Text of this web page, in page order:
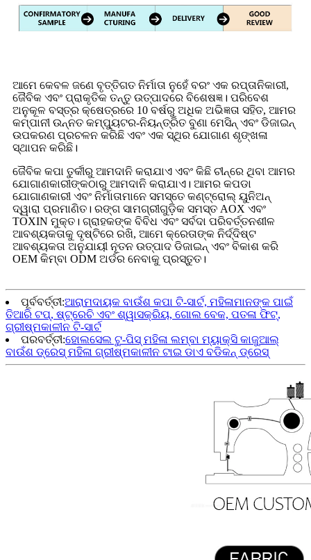
ଆମେ କେବଳ ଜଣେ ବୃତ୍ତିଗତ ନିର୍ମାତା ନୁହେଁ ବରଂ ଏକ ରପ୍ତାନିକାରୀ,
ଜୈବିକ ଏବଂ ପ୍ରାକୃତିକ ତନ୍ତୁ ଉତ୍ପାଦରେ ବିଶେଷଜ୍ଞ। ପରିବେଶ
ଅନୁକୂଳ ବସ୍ତ୍ର କ୍ଷେତ୍ରରେ 10 ବର୍ଷରୁ ଅଧିକ ଅଭିଜ୍ଞତା ସହିତ, ଆମର
କମ୍ପାନୀ ଉନ୍ନତ କମ୍ପ୍ୟୁଟର-ନିୟନ୍ତ୍ରିତ ବୁଣା ମେସିନ୍ ଏବଂ ଡିଜାଇନ୍
ଉପକରଣ ପ୍ରଚଳନ କରିଛି ଏବଂ ଏକ ସ୍ଥିର ଯୋଗାଣ ଶୃଙ୍ଖଳା
ସ୍ଥାପନ କରିଛି।
ଜୈବିକ କପା ତୁର୍କୀରୁ ଆମଦାନି କରାଯାଏ ଏବଂ କିଛି ଚୀନ୍‌ରେ ଥିବା ଆମର
ଯୋଗାଣକାରୀଙ୍କଠାରୁ ଆମଦାନି କରାଯାଏ। ଆମର କପଡା
ଯୋଗାଣକାରୀ ଏବଂ ନିର୍ମାତାମାନେ ସମସ୍ତେ କଣ୍ଟ୍ରୋଲ୍ ୟୁନିଅନ୍
ଦ୍ୱାରା ପ୍ରମାଣିତ। ରଙ୍ଗ ସାମଗ୍ରୀଗୁଡ଼ିକ ସମସ୍ତ AOX ଏବଂ
TOXIN ମୁକ୍ତ। ଗ୍ରାହକଙ୍କ ବିବିଧ ଏବଂ ସର୍ବଦା ପରିବର୍ତ୍ତନଶୀଳ
ଆବଶ୍ୟକତାକୁ ଦୃଷ୍ଟିରେ ରଖି, ଆମେ କ୍ରେତାଙ୍କ ନିର୍ଦ୍ଦିଷ୍ଟ
ଆବଶ୍ୟକତା ଅନୁଯାୟୀ ନୂତନ ଉତ୍ପାଦ ଡିଜାଇନ୍ ଏବଂ ବିକାଶ କରି
OEM କିମ୍ବା ODM ଅର୍ଡର ନେବାକୁ ପ୍ରସ୍ତୁତ।
ପୂର୍ବବର୍ତ୍ତୀ:ଆରାମଦାୟକ ବାଉଁଶ କପା ଟି-ସାର୍ଟ, ମହିଳାମାନଙ୍କ ପାଇଁ
ତିଆରି ଟପ୍, ଷ୍ଟ୍ରେଚି ଏବଂ ଶ୍ୱାସକ୍ରିୟ, ଗୋଲ ବେକ, ପତଳା ଫିଟ୍,
ଗ୍ରୀଷ୍ମକାଳୀନ ଟି-ସାର୍ଟ
ପରବର୍ତ୍ତୀ:ହୋଲସେଲ ଟୁ-ପିସ୍ ମହିଳା ଲମ୍ବା ମ୍ୟାକ୍ସି କାଜୁଆଲ୍
ବାଉଁଶ ଡ୍ରେସ୍ ମହିଳା ଗ୍ରୀଷ୍ମକାଳୀନ ଟାଇ ଡାଏ ବଡିକନ୍ ଡ୍ରେସ୍